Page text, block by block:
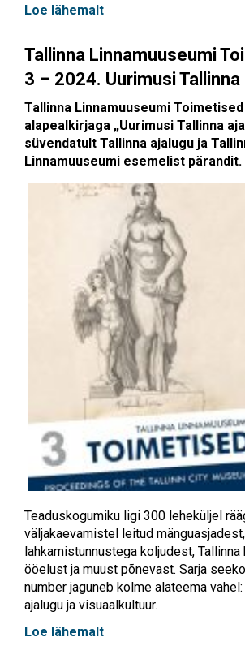
Loe lähemalt
Tallinna Linnamuuseumi
3 – 2024. Uurimusi
Tallinna Linnamuuseumi
alapealkirjaga „Uurimusi Tallinna
süvendatult Tallinna ajalugu ja
Linnamuuseumi esemelist pärandit.
Teaduskogumiku ligi 300 leheküljel
väljakaevamistel leitud mänguasjadest,
lahkamistunnustega koljudest,
ööelust ja muust põnevast. Sarja
number jaguneb kolme alateema
ajalugu ja visuaalkultuur.
Loe lähemalt